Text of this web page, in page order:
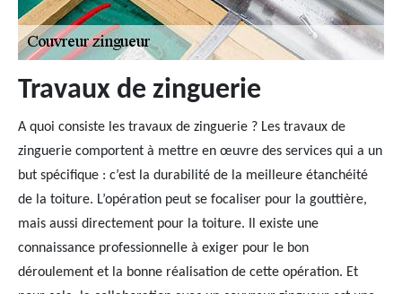
Travaux de zinguerie
A quoi consiste les travaux de zinguerie ? Les travaux de
zinguerie comportent à mettre en œuvre des services qui a un
but spécifique : c’est la durabilité de la meilleure étanchéité
de la toiture. L’opération peut se focaliser pour la gouttière,
mais aussi directement pour la toiture. Il existe une
connaissance professionnelle à exiger pour le bon
déroulement et la bonne réalisation de cette opération. Et